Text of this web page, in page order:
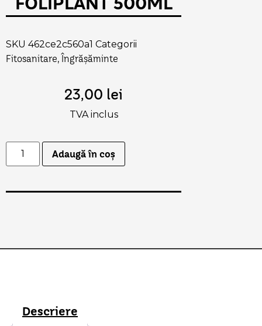
SKU 462ce2c560a1 Categorii
Fitosanitare, Îngrășăminte
23,00 lei
TVA inclus
Adaugă în coș
Descriere